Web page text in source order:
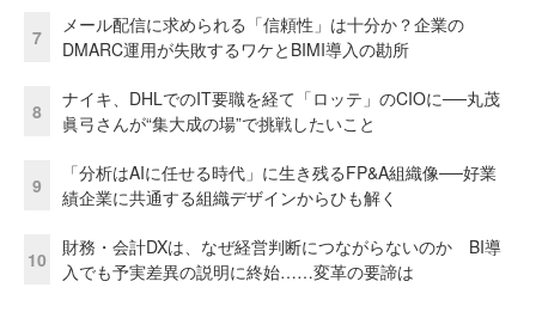
7
メール配信に求められる「信頼性」は十分か？企業の
DMARC運用が失敗するワケとBIMI導入の勘所
8
ナイキ、DHLでのIT要職を経て「ロッテ」のCIOに──丸茂
眞弓さんが“集大成の場”で挑戦したいこと
9
「分析はAIに任せる時代」に生き残るFP&A組織像──好業
績企業に共通する組織デザインからひも解く
10
財務・会計DXは、なぜ経営判断につながらないのか BI導
入でも予実差異の説明に終始……変革の要諦は